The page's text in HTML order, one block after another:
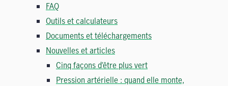
FAQ
Outils et calculateurs
Documents et téléchargements
Nouvelles et articles
Cinq façons d’être plus vert
Pression artérielle : quand elle monte,